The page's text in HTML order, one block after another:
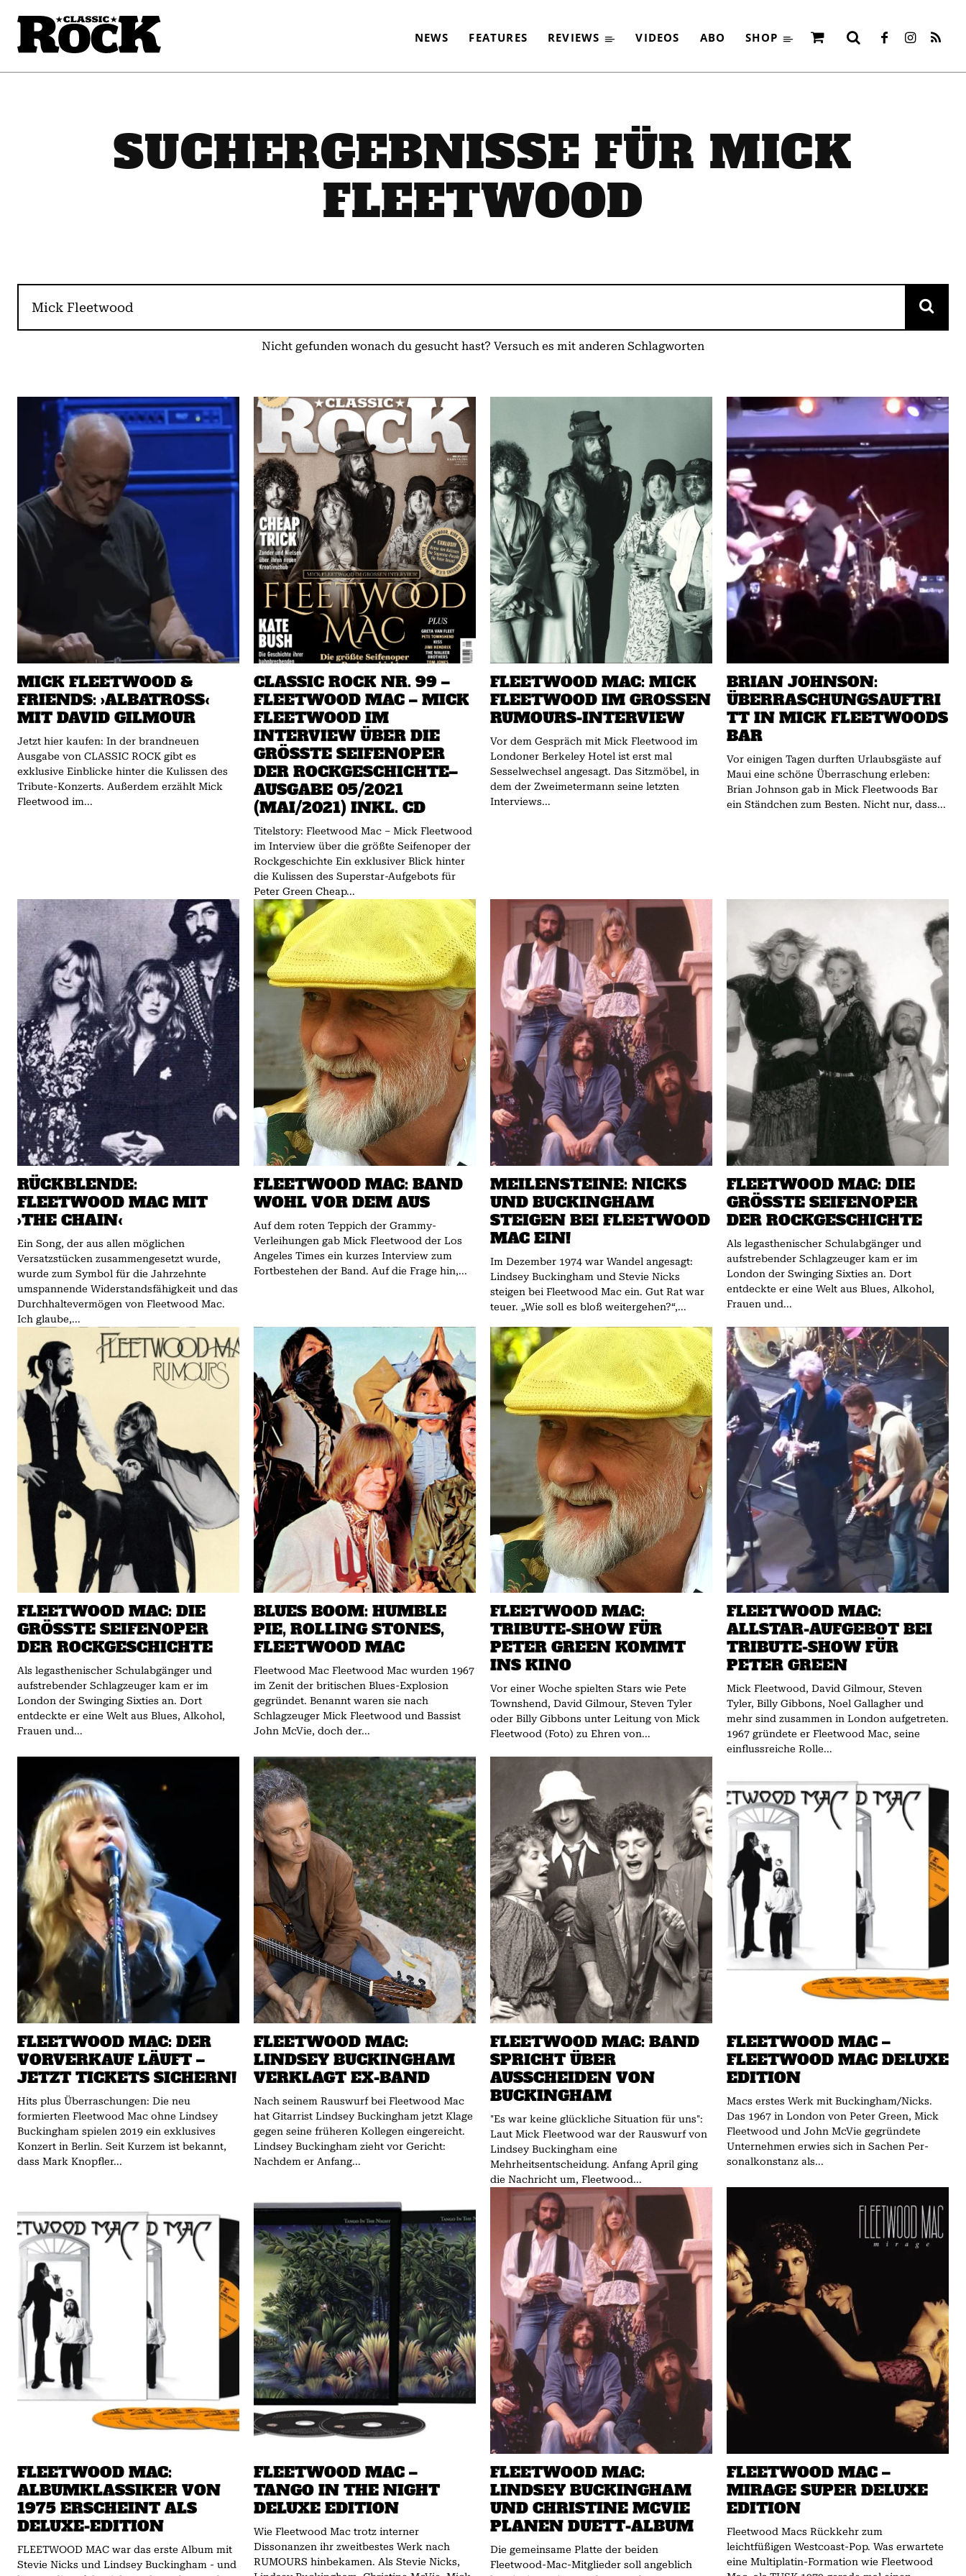
NEWS FEATURES REVIEWS VIDEOS ABO SHOP
SUCHERGEBNISSE FÜR MICK
FLEETWOOD
Nicht gefunden wonach du gesucht hast? Versuch es mit anderen Schlagworten
MICK FLEETWOOD &
FRIENDS: ›ALBATROSS‹
MIT DAVID GILMOUR
Jetzt hier kaufen: In der brandneuen
Ausgabe von CLASSIC ROCK gibt es
exklusive Einblicke hinter die Kulissen des
Tribute-Konzerts. Außerdem erzählt Mick
Fleetwood im...
CLASSIC ROCK NR. 99 –
FLEETWOOD MAC – MICK
FLEETWOOD IM
INTERVIEW ÜBER DIE
GRÖSSTE SEIFENOPER D
ER ROCKGESCHICHTE– A
USGABE 05/2021 (
MAI/2021) INKL. CD
Titelstory: Fleetwood Mac – Mick Fleetwood
im Interview über die größte Seifenoper der
Rockgeschichte Ein exklusiver Blick hinter
die Kulissen des Superstar-Aufgebots für
Peter Green Cheap...
FLEETWOOD MAC: MICK
FLEETWOOD IM GROSSEN R
UMOURS-INTERVIEW
Vor dem Gespräch mit Mick Fleetwood im
Londoner Berkeley Hotel ist erst mal
Sesselwechsel angesagt. Das Sitzmöbel, in
dem der Zweimetermann seine letzten
Interviews...
BRIAN JOHNSON:
ÜBERRASCHUNGSAUFTRI
TT IN MICK FLEETWOODS
BAR
Vor einigen Tagen durften Urlaubsgäste auf
Maui eine schöne Überraschung erleben:
Brian Johnson gab in Mick Fleetwoods Bar
ein Ständchen zum Besten. Nicht nur, dass...
RÜCKBLENDE:
FLEETWOOD MAC MIT
›THE CHAIN‹
Ein Song, der aus allen möglichen
Versatzstücken zusammengesetzt wurde,
wurde zum Symbol für die Jahrzehnte
umspannende Widerstandsfähigkeit und das
Durchhaltevermögen von Fleetwood Mac.
Ich glaube,...
FLEETWOOD MAC: BAND
WOHL VOR DEM AUS
Auf dem roten Teppich der Grammy-
Verleihungen gab Mick Fleetwood der Los
Angeles Times ein kurzes Interview zum
Fortbestehen der Band. Auf die Frage hin,...
MEILENSTEINE: NICKS
UND BUCKINGHAM
STEIGEN BEI FLEETWOOD
MAC EIN!
Im Dezember 1974 war Wandel angesagt:
Lindsey Buckingham und Stevie Nicks
steigen bei Fleetwood Mac ein. Gut Rat war
teuer. „Wie soll es bloß weitergehen?“,...
FLEETWOOD MAC: DIE
GRÖSSTE SEIFENOPER D
ER ROCKGESCHICHTE
Als legasthenischer Schulabgänger und
aufstrebender Schlagzeuger kam er im
London der Swinging Sixties an. Dort
entdeckte er eine Welt aus Blues, Alkohol,
Frauen und...
FLEETWOOD MAC: DIE
GRÖSSTE SEIFENOPER D
ER ROCKGESCHICHTE
Als legasthenischer Schulabgänger und
aufstrebender Schlagzeuger kam er im
London der Swinging Sixties an. Dort
entdeckte er eine Welt aus Blues, Alkohol,
Frauen und...
BLUES BOOM: HUMBLE
PIE, ROLLING STONES,
FLEETWOOD MAC
Fleetwood Mac Fleetwood Mac wurden 1967
im Zenit der britischen Blues-Explosion
gegründet. Benannt waren sie nach
Schlagzeuger Mick Fleetwood und Bassist
John McVie, doch der...
FLEETWOOD MAC:
TRIBUTE-SHOW FÜR
PETER GREEN KOMMT
INS KINO
Vor einer Woche spielten Stars wie Pete
Townshend, David Gilmour, Steven Tyler
oder Billy Gibbons unter Leitung von Mick
Fleetwood (Foto) zu Ehren von...
FLEETWOOD MAC:
ALLSTAR-AUFGEBOT BEI
TRIBUTE-SHOW FÜR
PETER GREEN
Mick Fleetwood, David Gilmour, Steven
Tyler, Billy Gibbons, Noel Gallagher und
mehr sind zusammen in London aufgetreten.
1967 gründete er Fleetwood Mac, seine
einflussreiche Rolle...
FLEETWOOD MAC: DER
VORVERKAUF LÄUFT –
JETZT TICKETS SICHERN!
Hits plus Überraschungen: Die neu
formierten Fleetwood Mac ohne Lindsey
Buckingham spielen 2019 ein exklusives
Konzert in Berlin. Seit Kurzem ist bekannt,
dass Mark Knopfler...
FLEETWOOD MAC:
LINDSEY BUCKINGHAM
VERKLAGT EX-BAND
Nach seinem Rauswurf bei Fleetwood Mac
hat Gitarrist Lindsey Buckingham jetzt Klage
gegen seine früheren Kollegen eingereicht.
Lindsey Buckingham zieht vor Gericht:
Nachdem er Anfang...
FLEETWOOD MAC: BAND
SPRICHT ÜBER
AUSSCHEIDEN VON
BUCKINGHAM
"Es war keine glückliche Situation für uns":
Laut Mick Fleetwood war der Rauswurf von
Lindsey Buckingham eine
Mehrheitsentscheidung. Anfang April ging
die Nachricht um, Fleetwood...
FLEETWOOD MAC –
FLEETWOOD MAC DELUXE
EDITION
Macs erstes Werk mit Buckingham/Nicks.
Das 1967 in London von Peter Green, Mick
Fleet­wood und John McVie ge­­gründete
Unternehmen er­­wies sich in Sachen Per­
sonalkonstanz als...
FLEETWOOD MAC:
ALBUMKLASSIKER VON
1975 ERSCHEINT ALS
DELUXE-EDITION
FLEETWOOD MAC war das erste Album mit
Stevie Nicks und Lindsey Buckingham - und
FLEETWOOD MAC –
TANGO IN THE NIGHT
DELUXE EDITION
Wie Fleetwood Mac trotz interner
Dissonanzen ihr zweitbestes Werk nach
RUMOURS hinbekamen. Als Stevie Nicks,
FLEETWOOD MAC:
LINDSEY BUCKINGHAM
UND CHRISTINE MCVIE
PLANEN DUETT-ALBUM
Die gemeinsame Platte der beiden
Fleetwood-Mac-Mitglieder soll angeblich
FLEETWOOD MAC –
MIRAGE SUPER DELUXE
EDITION
Fleetwood Macs Rückkehr zum
leichtfüßigen Westcoast-Pop. Was erwartete
eine Multiplatin-Forma­tion wie Fleetwood